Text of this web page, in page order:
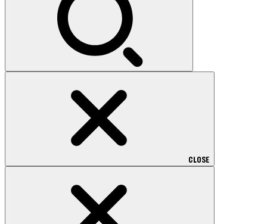
CLOSE